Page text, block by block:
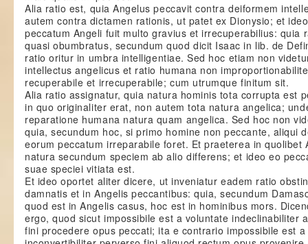
Alia ratio est, quia Angelus peccavit contra deiformem
autem contra dictamen rationis, ut patet ex Dionysio; et ideo
peccatum Angeli fuit multo gravius et irrecuperabilius: quia
quasi obumbratus, secundum quod dicit Isaac in lib. de
ratio oritur in umbra intelligentiae. Sed hoc etiam non
intellectus angelicus et ratio humana non
recuperabile et irrecuperabile; cum utrumque finitum sit.
Alia ratio assignatur, quia natura hominis tota corrupta est
in quo originaliter erat, non autem tota natura angelica;
reparatione humana natura quam angelica. Sed hoc non
quia, secundum hoc, si primo homine non peccante, aliqui
eorum peccatum irreparabile foret. Et praeterea in quolibet
natura secundum speciem ab alio differens; et ideo eo
suae speciei vitiata est.
Et ideo oportet aliter dicere, ut inveniatur eadem ratio
damnatis et in Angelis peccantibus: quia, secundum
quod est in Angelis casus, hoc est in hominibus mors.
ergo, quod sicut impossibile est a voluntate indeclinabiliter
fini procedere opus peccati; ita e contrario impossibile est